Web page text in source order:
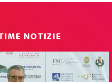
NOTIZIE